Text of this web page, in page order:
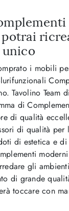
i mobili
Tavolino
di
di qualità
di qualità per
di estetica e
gli
di grande
toccare con